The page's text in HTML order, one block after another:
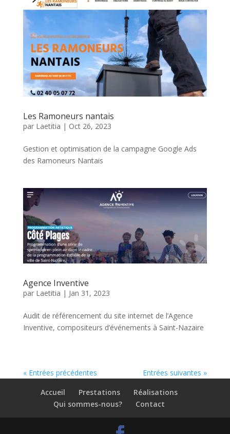
Les Ramoneurs nantais
par Laetitia | Oct 26, 2023
Gestion et optimisation de la campagne Google Ads
des Ramoneurs Nantais
Agence Inventive
par Laetitia | Jan 31, 2023
Audit de référencement du site internet de l’Agence
Inventive, compositeurs d’événements à Saint-Nazaire
« Entrées précédentes
Entrées suivantes »
Accueil
Prestations
Réalisations
Qui sommes-nous?
Contact